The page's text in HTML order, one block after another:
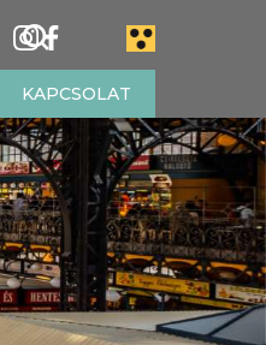
KAPCSOLAT